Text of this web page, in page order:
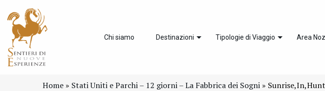
Chi siamo Destinazioni Tipologie di Viaggio Area
Home » Stati Uniti e Parchi – 12 giorni – La Fabbrica dei Sogni »